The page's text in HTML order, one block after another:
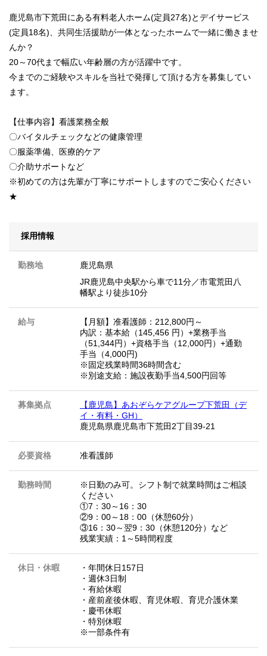
鹿児島市下荒田にある有料老人ホーム(定員27名)とデイサービス
(定員18名)、共同生活援助が一体となったホームで一緒に働きませ
んか？
20～70代まで幅広い年齢層の方が活躍中です。
今までのご経験やスキルを当社で発揮して頂ける方を募集してい
ます。
【仕事内容】看護業務全般
〇バイタルチェックなどの健康管理
〇服薬準備、医療的ケア
〇介助サポートなど
※初めての方は先輩が丁寧にサポートしますのでご安心ください
★
採用情報
勤務地
鹿児島県
JR鹿児島中央駅から車で11分／市電荒田八
幡駅より徒歩10分
給与
【月額】准看護師：212,800円～
内訳：基本給（145,456 円）+業務手当
（51,344円）+資格手当（12,000円）+通勤
手当（4,000円)
※固定残業時間36時間含む
※別途支給：施設夜勤手当4,500円回等
募集拠点
【鹿児島】あおぞらケアグループ下荒田（デ
イ・有料・GH）
鹿児島県鹿児島市下荒田2丁目39-21
必要資格 准看護師
勤務時間
※日勤のみ可。シフト制で就業時間はご相談
ください
①7：30～16：30
②9：00～18：00（休憩60分）
③16：30～翌9：30（休憩120分）など
残業実績：1～5時間程度
休日・休暇
・年間休日157日
・週休3日制
・有給休暇
・産前産後休暇、育児休暇、育児介護休業
・慶弔休暇
・特別休暇
※一部条件有